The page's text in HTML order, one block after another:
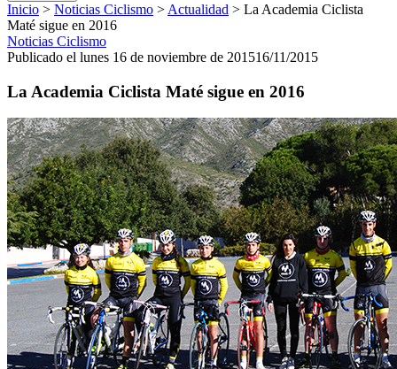
Inicio > Noticias Ciclismo > Actualidad > La Academia Ciclista
Maté sigue en 2016
Noticias Ciclismo
Publicado el lunes 16 de noviembre de 201516/11/2015
La Academia Ciclista Maté sigue en 2016